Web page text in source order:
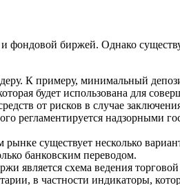
биржей. Однако
К примеру, минимальный
будет использована для
от рисков в случае
регламентируется надзорными
существует несколько
банковским переводом.
является схема ведения
в частности индикаторы,